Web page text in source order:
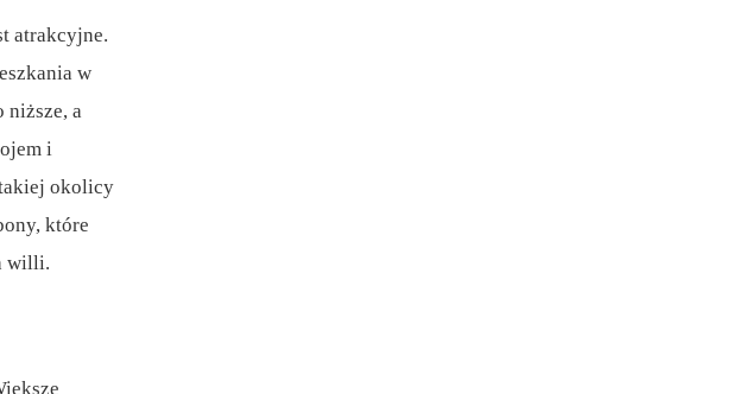
atrakcyjne.
w
niższe, a
i
okolicy
które
willi.